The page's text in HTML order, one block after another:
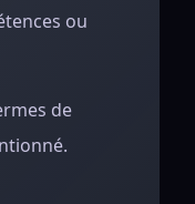
ou
de